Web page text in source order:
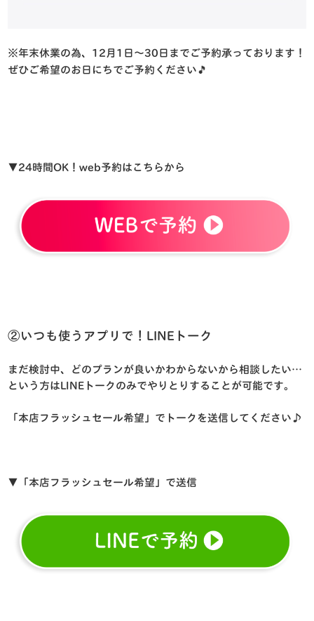
※年末休業の為、 12 月 1 日～30 日までご予約承っております！
ぜひご希望のお日にちでご予約ください 🎵
▼24時間OK！web予約はこちらから
②いつも使うアプリで！LINEトーク
まだ検討中、どのプランが良いかわからないから相談したい…
という方はLINEトークのみでやりとりすることが可能です。
「本店フラッシュセール希望」でトークを送信してください♪
▼「本店フラッシュセール希望」で送信